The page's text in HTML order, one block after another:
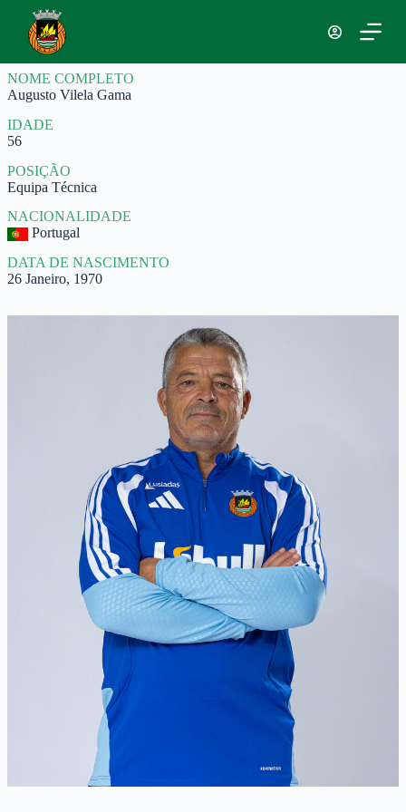
a
r
p
r
a
o
c
o
n
t
e
ú
d
NOME COMPLETO
Augusto Vilela Gama
IDADE
56
POSIÇÃO
Equipa Técnica
NACIONALIDADE
Portugal
DATA DE NASCIMENTO
26 Janeiro, 1970